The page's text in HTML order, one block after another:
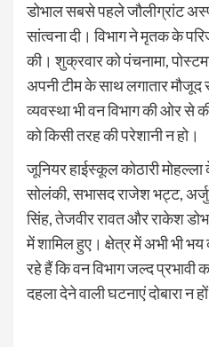
डोभाल सबसे पहले जौलीग्रांट
सांत्वना दी। विभाग ने मृतक के
की। शुक्रवार को पंचनामा,
अपनी टीम के साथ लगातार मौजूद
व्यवस्था भी वन विभाग की ओर से
को किसी तरह की परेशानी न हो।
जूनियर हाईस्कूल कोठारी मोहल्ला
सोलंकी, सभासद राजेश भट्ट,
सिंह, तेजवीर रावत और राकेश
में शामिल हुए। क्षेत्र में अभी भी
रहे हैं कि वन विभाग जल्द प्रभावी
दहला देने वाली घटनाएं दोबारा न